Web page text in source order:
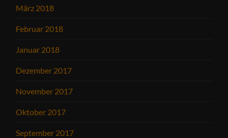
März 2018
Februar 2018
Januar 2018
Dezember 2017
November 2017
Oktober 2017
September 2017